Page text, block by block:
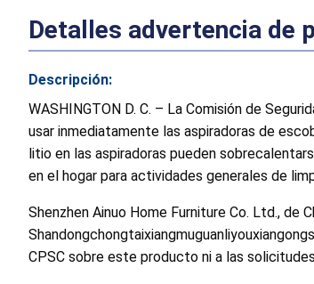
Detalles advertencia de
Descripción:
WASHINGTON D. C. – La Comisión de
usar inmediatamente las aspiradoras de
litio en las aspiradoras pueden
en el hogar para actividades generales de
Shenzhen Ainuo Home Furniture Co. Ltd., de
CPSC sobre este producto ni a las